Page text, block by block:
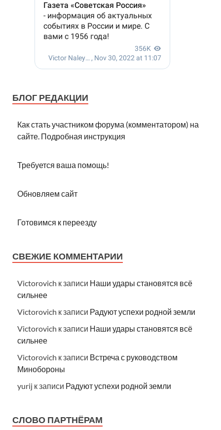
БЛОГ РЕДАКЦИИ
Как стать участником форума (комментатором) на
сайте. Подробная инструкция
Требуется ваша помощь!
Обновляем сайт
Готовимся к переезду
СВЕЖИЕ КОММЕНТАРИИ
Victorovich к записи Наши удары становятся всё
сильнее
Victorovich к записи Радуют успехи родной земли
Victorovich к записи Наши удары становятся всё
сильнее
Victorovich к записи Встреча с руководством
Минобороны
yurij к записи Радуют успехи родной земли
СЛОВО ПАРТНЁРАМ